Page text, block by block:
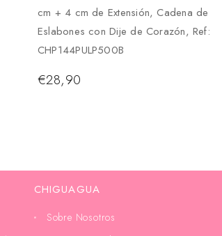
cm + 4 cm de Extensión, Cadena de
Eslabones con Dije de Corazón, Ref:
CHP144PULP500B
€28,90
CHIGUAGUA
Sobre Nosotros